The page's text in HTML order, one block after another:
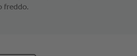
freddo.